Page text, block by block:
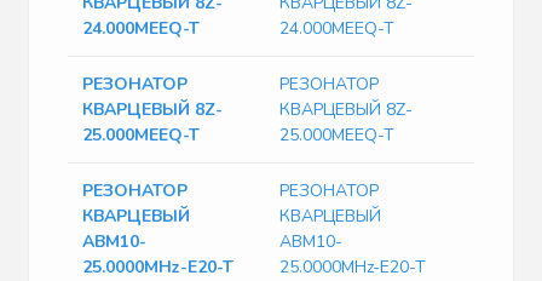
24.000MEEQ-T
24.000MEEQ-T
РЕЗОНАТОР
КВАРЦЕВЫЙ 8Z-
25.000MEEQ-T
РЕЗОНАТОР
КВАРЦЕВЫЙ 8Z-
25.000MEEQ-T
РЕЗОНАТОР
КВАРЦЕВЫЙ
ABM10-
25.0000MHz-E20-T
РЕЗОНАТОР
КВАРЦЕВЫЙ
ABM10-
25.0000MHz-E20-T